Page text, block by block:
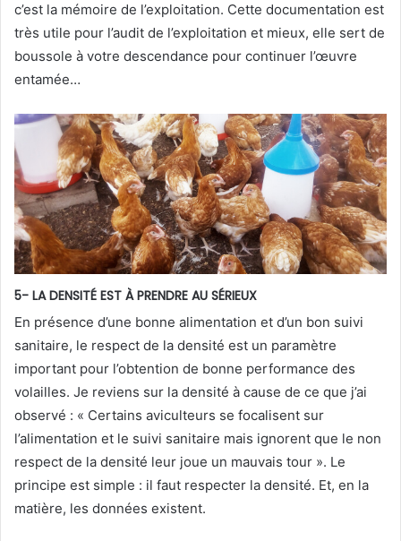
c’est la mémoire de l’exploitation. Cette documentation est
très utile pour l’audit de l’exploitation et mieux, elle sert de
boussole à votre descendance pour continuer l’œuvre
entamée…
5- LA DENSITÉ EST À PRENDRE AU SÉRIEUX
En présence d’une bonne alimentation et d’un bon suivi
sanitaire, le respect de la densité est un paramètre
important pour l’obtention de bonne performance des
volailles. Je reviens sur la densité à cause de ce que j’ai
observé : « Certains aviculteurs se focalisent sur
l’alimentation et le suivi sanitaire mais ignorent que le non
respect de la densité leur joue un mauvais tour ». Le
principe est simple : il faut respecter la densité. Et, en la
matière, les données existent.